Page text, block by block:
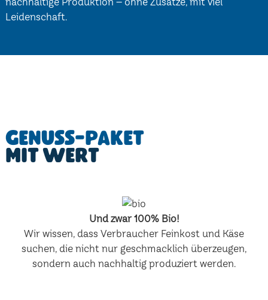
Leidenschaft.
Genuss-Paket
mit Wert
Und zwar 100% Bio!
Wir wissen, dass Verbraucher Feinkost und Käse
suchen, die nicht nur geschmacklich überzeugen,
sondern auch nachhaltig produziert werden.